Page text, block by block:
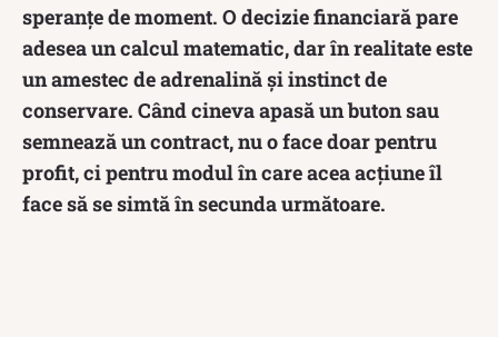
speranțe de moment. O decizie financiară pare
adesea un calcul matematic, dar în realitate este
un amestec de adrenalină și instinct de
conservare. Când cineva apasă un buton sau
semnează un contract, nu o face doar pentru
profit, ci pentru modul în care acea acțiune îl
face să se simtă în secunda următoare.